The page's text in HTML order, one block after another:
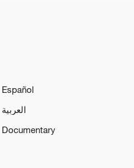
Español
العربية
Documentary